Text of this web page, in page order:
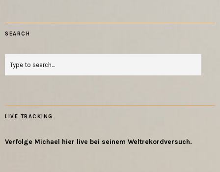
SEARCH
LIVE TRACKING
Verfolge Michael hier live bei seinem Weltrekordversuch.